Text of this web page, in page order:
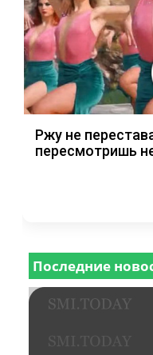
Ржу не
пересмотришь